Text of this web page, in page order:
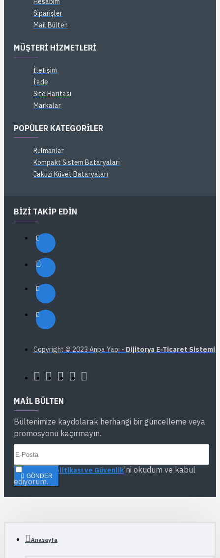
Siparişler
Mail Bülten
MÜŞTERI HIZMETLERI
İletişim
İade
Site Haritası
Markalar
POPÜLER KATEGORILER
Rulmanlar
Kompakt Sistem Bataryaları
Jakuzi Küvet Bataryaları
BIZI TAKIP EDIN
Copyright © 2023 Anpa Yapı - Dijitorya E-Ticaret Sistemi
MAIL BÜLTEN
Bültenimize kaydolarak herhangi bir güncelleme veya
promosyonu kaçırmayın.
GÖNDER
Gizlilik Politikası ve Güvenlik'ni okudum ve kabul
ediyorum.
Anasayfa